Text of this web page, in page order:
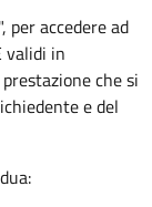
per accedere ad
validi in
che si
e del